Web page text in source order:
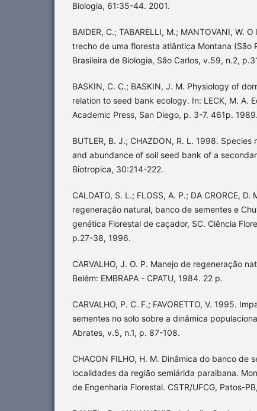
Biologia, 61:35-44. 2001.
BAIDER, C.; TABARELLI, M.; MANTOVANI, W.
trecho de uma floresta atlântica Montana (São
Brasileira de Biologia, São Carlos, v.59, n.2,
BASKIN, C. C.; BASKIN, J. M. Physiology of
relation to seed bank ecology. In: LECK, M. A.
Academic Press, San Diego, p. 3-7. 461p. 1989.
BUTLER, B. J.; CHAZDON, R. L. 1998.
and abundance of soil seed bank of a
Biotropica, 30:214-222.
CALDATO, S. L.; FLOSS, A. P.; DA CRORCE,
regeneração natural, banco de sementes e
genética Florestal de caçador, SC. Ciência
p.27-38, 1996.
CARVALHO, J. O. P. Manejo de regeneração
Belém: EMBRAPA - CPATU, 1984. 22 p.
CARVALHO, P. C. F.; FAVORETTO, V. 1995.
sementes no solo sobre a dinâmica
Abrates, v.5, n.1, p. 87-108.
CHACON FILHO, H. M. Dinâmica do banco de
localidades da região semiárida paraibana.
de Engenharia Florestal. CSTR/UFCG, Patos-